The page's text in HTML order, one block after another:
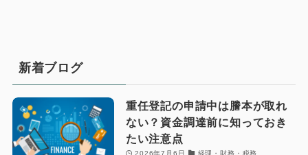
新着ブログ
重任登記の申請中は謄本が取れ
ない？資金調達前に知っておき
たい注意点